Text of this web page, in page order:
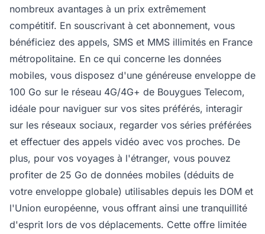
nombreux avantages à un prix extrêmement
compétitif. En souscrivant à cet abonnement, vous
bénéficiez des appels, SMS et MMS illimités en France
métropolitaine. En ce qui concerne les données
mobiles, vous disposez d'une généreuse enveloppe de
100 Go sur le réseau 4G/4G+ de Bouygues Telecom,
idéale pour naviguer sur vos sites préférés, interagir
sur les réseaux sociaux, regarder vos séries préférées
et effectuer des appels vidéo avec vos proches. De
plus, pour vos voyages à l'étranger, vous pouvez
profiter de 25 Go de données mobiles (déduits de
votre enveloppe globale) utilisables depuis les DOM et
l'Union européenne, vous offrant ainsi une tranquillité
d'esprit lors de vos déplacements. Cette offre limitée